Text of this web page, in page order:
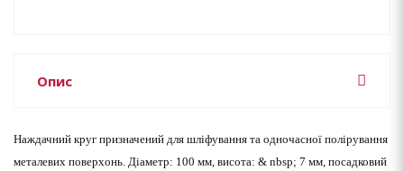
Опис
Наждачний круг призначений для шліфування та одночасної полірування
металевих поверхонь. Діаметр: 100 мм, висота: & nbsp; 7 мм, посадковий